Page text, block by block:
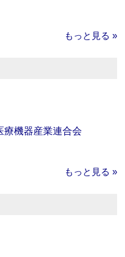
もっと見る »
機器産業連合会
もっと見る »